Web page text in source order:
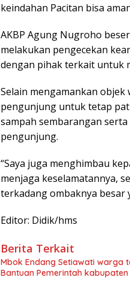
keindahan Pacitan bisa
AKBP Agung Nugroho
melakukan pengecekan
dengan pihak terkait untuk
Selain mengamankan objek
pengunjung untuk tetap
sampah sembarangan
pengunjung.
“Saya juga menghimbau
menjaga keselamatannya,
terkadang ombaknya besar
Editor: Didik/hms
Berita Terkait
Mbok Endang Setiawati warga
Bantuan Pemerintah